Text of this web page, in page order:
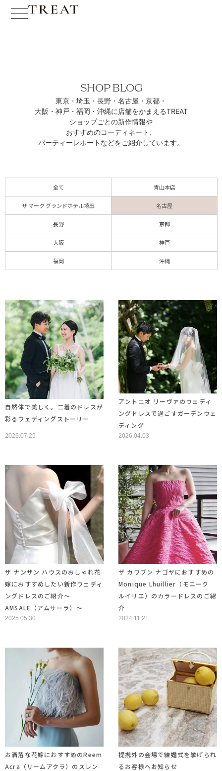
SHOP BLOG
東京・埼玉・長野・名古屋・京都・
大阪・神戸・福岡・沖縄に 店舗をかまえるTREAT
ショップごとの新作情報や
おすすめのコーディネート、
パーティーレポートなどをご紹介しています。
全て 青山本店
ザ マーク グランドホテル埼玉 名古屋
長野 京都
大阪 神戸
福岡 沖縄
自然体で美しく。二着のドレスが
彩るウェディングストーリー
2026.07.25
アントニオ リーヴァのウェディ
ングドレスで過ごすガーデンウェ
ディング
2026.04.03
ザ ナンザン ハウスのおしゃれ花
嫁におすすめしたい新作ウェディ
ングドレスのご紹介〜
AMSALE（アムサーラ）〜
2025.05.30
ザ カワブン ナゴヤにおすすめの
Monique Lhuillier（モニーク
ルイリエ）のカラードレスのご紹
介
2024.11.21
お洒落な花嫁におすすめのReem
Acra（リームアクラ）のスレン
提携外の会場で結婚式を挙げられ
るお客様へお知らせ